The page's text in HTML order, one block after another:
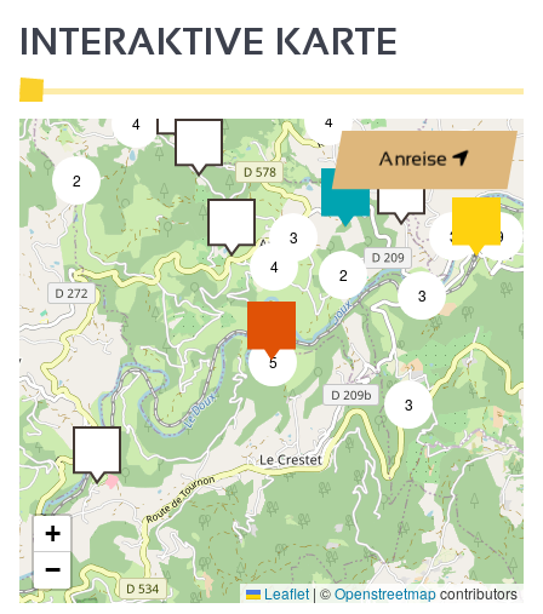
INTERAKTIVE KARTE
Anreise
3
2
3
4
5
2
4 4
3
3
2
9
+
−
Leaflet | ©Openstreetmapcontributors